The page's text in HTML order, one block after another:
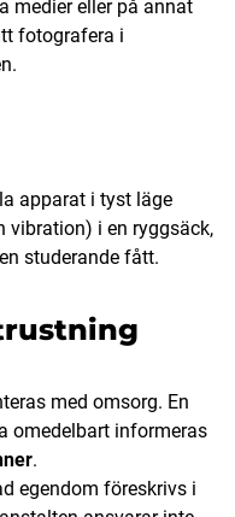
medier eller på annat
fotografera i
apparat i tyst läge
vibration) i en ryggsäck,
studerande fått.
med omsorg. En
omedelbart informeras
.
egendom föreskrivs i